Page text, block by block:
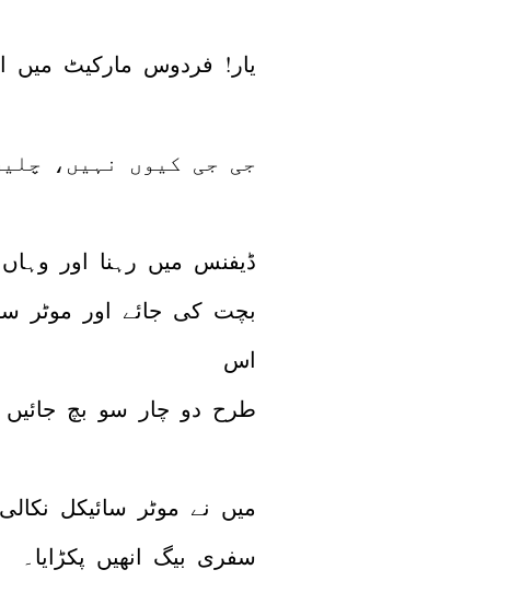
یار! فردوس مارکیٹ میں
جی جی کیوں نہیں،
ڈیفنس میں رہنا اور
بچت کی جائے اور موٹر
اس
طرح دو چار سو بچ جائیں
میں نے موٹر سائیکل
سفری بیگ انھیں پکڑایا۔